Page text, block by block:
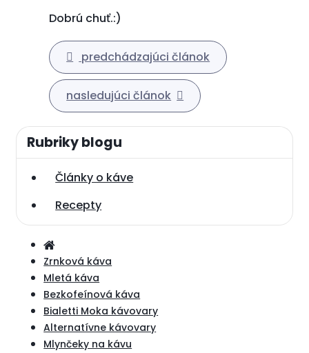
Dobrú chuť.:)
predchádzajúci článok
nasledujúci článok
Rubriky blogu
Články o káve
Recepty
Zrnková káva
Mletá káva
Bezkofeínová káva
Bialetti Moka kávovary
Alternatívne kávovary
Mlynčeky na kávu